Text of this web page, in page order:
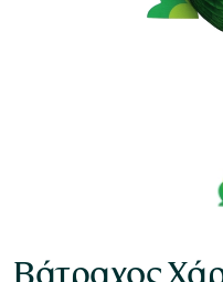
Βάτραχος